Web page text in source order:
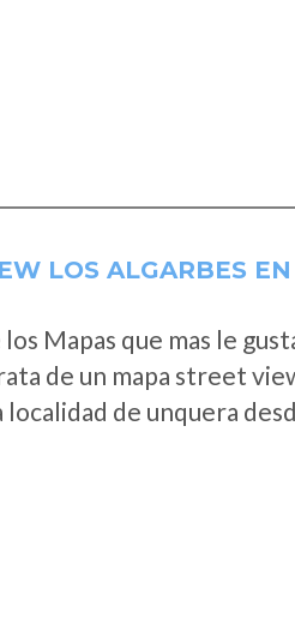
LOS ALGARBES
Mapas que mas le
de un mapa street
de unquera